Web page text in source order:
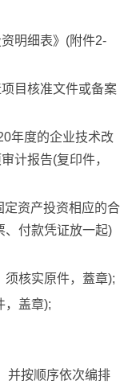
明细表》(附件2-
目核准文件或备案
年度的企业技术改
计报告(复印件，
定资产投资相应的合
、付款凭证放一起)
须核实原件，蓋章);
，盖章);
并按顺序依次编排